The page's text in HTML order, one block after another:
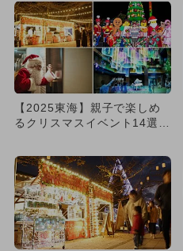
【2025東海】親子で楽しめ
るクリスマスイベント14選！